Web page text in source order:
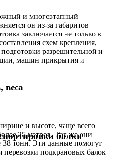
и многоэтапный
он из-за габаритов
заключается не только в
схем крепления,
разрешительной и
машин прикрытия и
веса
и высоте, чаще всего
25 метров. Так же они
38 тонн. Эти данные помогут
подкрановых балок
балки